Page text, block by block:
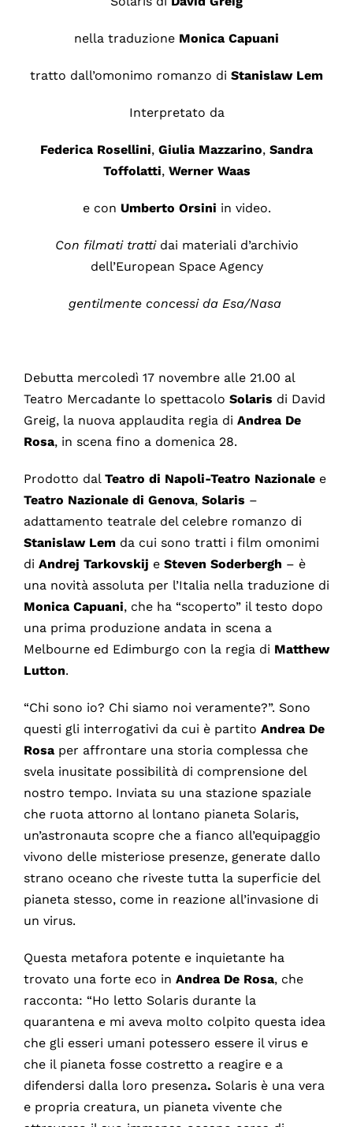
nella traduzione Monica Capuani
tratto dall’omonimo romanzo di Stanislaw Lem
Interpretato da
Federica Rosellini, Giulia Mazzarino, Sandra
Toffolatti, Werner Waas
e con Umberto Orsini in video.
Con filmati tratti dai materiali d’archivio
dell’European Space Agency
gentilmente concessi da Esa/Nasa
Debutta mercoledì 17 novembre alle 21.00 al
Teatro Mercadante lo spettacolo Solaris di David
Greig, la nuova applaudita regia di Andrea De
Rosa, in scena fino a domenica 28.
Prodotto dal Teatro di Napoli-Teatro Nazionale e
Teatro Nazionale di Genova, Solaris –
adattamento teatrale del celebre romanzo di
Stanislaw Lem da cui sono tratti i film omonimi
di Andrej Tarkovskij e Steven Soderbergh – è
una novità assoluta per l’Italia nella traduzione di
Monica Capuani, che ha “scoperto” il testo dopo
una prima produzione andata in scena a
Melbourne ed Edimburgo con la regia di Matthew
Lutton.
“Chi sono io? Chi siamo noi veramente?”. Sono
questi gli interrogativi da cui è partito Andrea De
Rosaper affrontare una storia complessa che
svela inusitate possibilità di comprensione del
nostro tempo. Inviata su una stazione spaziale
che ruota attorno al lontano pianeta Solaris,
un’astronauta scopre che a fianco all’equipaggio
vivono delle misteriose presenze, generate dallo
strano oceano che riveste tutta la superficie del
pianeta stesso, come in reazione all’invasione di
un virus.
Questa metafora potente e inquietante ha
trovato una forte eco in Andrea De Rosa, che
racconta: “Ho letto Solaris durante la
quarantena e mi aveva molto colpito questa idea
che gli esseri umani potessero essere il virus e
che il pianeta fosse costretto a reagire e a
difendersi dalla loro presenza. Solaris è una vera
e propria creatura, un pianeta vivente che